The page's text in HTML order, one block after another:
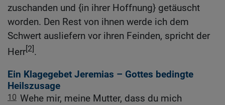
zuschanden und {in ihrer Hoffnung} getäuscht
worden. Den Rest von ihnen werde ich dem
Schwert ausliefern vor ihren Feinden, spricht der
Herr[2].
Ein Klagegebet Jeremias – Gottes bedingte
Heilszusage
10 Wehe mir, meine Mutter, dass du mich